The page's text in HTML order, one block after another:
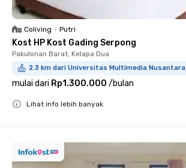
Coliving • Putri
Kost HP Kost Gading Serpong
Pakulonan Barat, Kelapa Dua
2.3 km dari Universitas Multimedia Nusantara
mulai dari Rp1.300.000 /bulan
Lihat info lebih banyak